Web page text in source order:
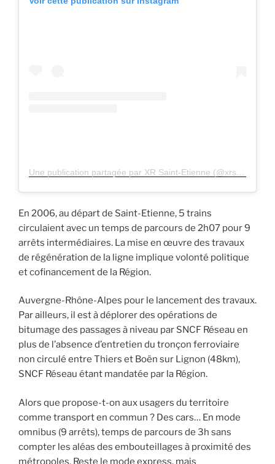
Une publication partagée par XR Saint-Etienne (@xrstetienne)
En 2006, au départ de Saint-Etienne, 5 trains
circulaient avec un temps de parcours de 2h07 pour 9
arrêts intermédiaires. La mise en œuvre des travaux
de régénération de la ligne implique volonté politique
et cofinancement de la Région.
Auvergne-Rhône-Alpes pour le lancement des travaux.
Par ailleurs, il est à déplorer des opérations de
bitumage des passages à niveau par SNCF Réseau en
plus de l’absence d’entretien du tronçon ferroviaire
non circulé entre Thiers et Boën sur Lignon (48km),
SNCF Réseau étant mandatée par la Région.
Alors que propose-t-on aux usagers du territoire
comme transport en commun ? Des cars… En mode
omnibus (9 arrêts), temps de parcours de 3h sans
compter les aléas des embouteillages à proximité des
métropoles. Reste le mode express, mais